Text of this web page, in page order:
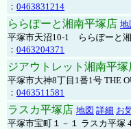
： 0463831214
ららぽーと湘南平塚店 地
平塚市天沼10-1 ららぽーと
： 0463204371
ジアウトレット湘南平塚
平塚市大神8丁目1番1号 THE
： 0463511581
ラスカ平塚店 地図 詳細 お
平塚市宝町１－１ ラスカ平塚